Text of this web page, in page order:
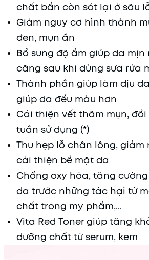
chất bẩn còn sót lại ở sâu
Giảm nguy cơ hình thành
đen, mụn ẩn
Bổ sung độ ẩm giúp da
căng sau khi dùng sữa rửa
Thành phần giúp làm dịu
giúp da đều màu hơn
Cải thiện vết thâm mụn, đồi
tuần sử dụng (*)
Thu hẹp lỗ chân lông, giảm
cải thiện bề mặt da
Chống oxy hóa, tăng
da trước những tác hại từ
chất trong mỹ phẩm,...
Vita Red Toner giúp tăng
dưỡng chất từ serum, kem